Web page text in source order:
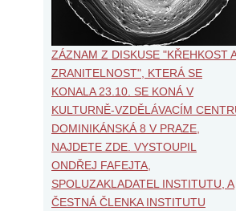
ZÁZNAM Z DISKUSE "KŘEHKOST
ZRANITELNOST", KTERÁ SE
KONALA 23.10. SE KONÁ V
KULTURNĚ-VZDĚLÁVACÍM
DOMINIKÁNSKÁ 8 V PRAZE,
NAJDETE ZDE. VYSTOUPIL
ONDŘEJ FAFEJTA,
SPOLUZAKLADATEL INSTITUTU, A
ČESTNÁ ČLENKA INSTITUTU